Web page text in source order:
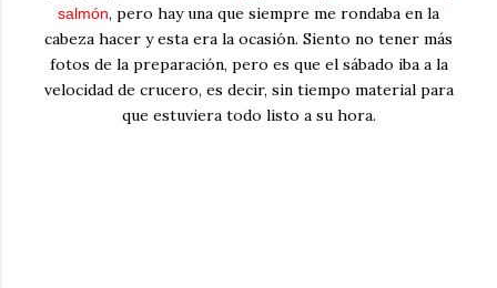
salmón, pero hay una que siempre me rondaba en la
cabeza hacer y esta era la ocasión. Siento no tener más
fotos de la preparación, pero es que el sábado iba a la
velocidad de crucero, es decir, sin tiempo material para
que estuviera todo listo a su hora.